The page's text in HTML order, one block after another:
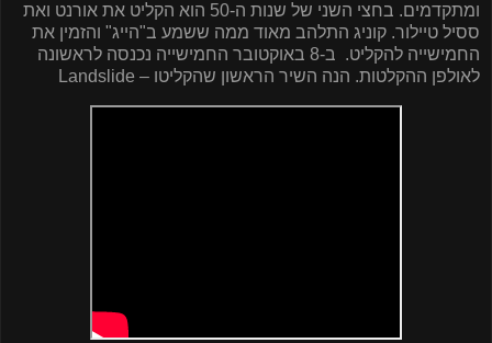
ומתקדמים. בחצי השני של שנות ה-50 הוא הקליט את אורנט ואת
ססיל טיילור. קוניג התלהב מאוד ממה ששמע ב"הייג" והזמין את
החמישייה להקליט.
ב-8 באוקטובר החמישייה נכנסה לראשונה
לאולפן ההקלטות. הנה השיר הראשון שהקליטו – Landslide